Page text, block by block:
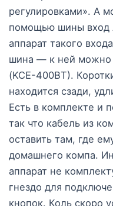
регулировками». А
помощью шины вход
аппарат такого
шина — к ней можно
(KCE-400BT).
находится сзади,
Есть в комплекте и
так что кабель из
оставить там, где
домашнего компа.
аппарат не
гнездо для
кнопок. Коль скоро